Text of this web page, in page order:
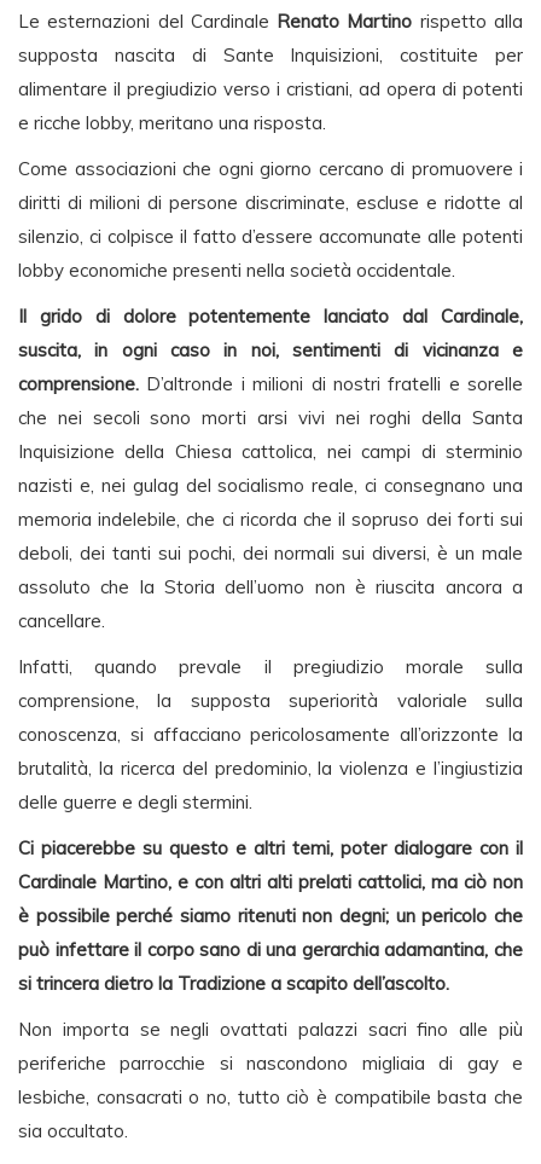
Le esternazioni del Cardinale Renato Martino rispetto alla
supposta nascita di Sante Inquisizioni, costituite per
alimentare il pregiudizio verso i cristiani, ad opera di potenti
e ricche lobby, meritano una risposta.
Come associazioni che ogni giorno cercano di promuovere i
diritti di milioni di persone discriminate, escluse e ridotte al
silenzio, ci colpisce il fatto d’essere accomunate alle potenti
lobby economiche presenti nella società occidentale.
Il grido di dolore potentemente lanciato dal Cardinale,
suscita, in ogni caso in noi, sentimenti di vicinanza e
comprensione. D’altronde i milioni di nostri fratelli e sorelle
che nei secoli sono morti arsi vivi nei roghi della Santa
Inquisizione della Chiesa cattolica, nei campi di sterminio
nazisti e, nei gulag del socialismo reale, ci consegnano una
memoria indelebile, che ci ricorda che il sopruso dei forti sui
deboli, dei tanti sui pochi, dei normali sui diversi, è un male
assoluto che la Storia dell’uomo non è riuscita ancora a
cancellare.
Infatti, quando prevale il pregiudizio morale sulla
comprensione, la supposta superiorità valoriale sulla
conoscenza, si affacciano pericolosamente all’orizzonte la
brutalità, la ricerca del predominio, la violenza e l’ingiustizia
delle guerre e degli stermini.
Ci piacerebbe su questo e altri temi, poter dialogare con il
Cardinale Martino, e con altri alti prelati cattolici, ma ciò non
è possibile perché siamo ritenuti non degni; un pericolo che
può infettare il corpo sano di una gerarchia adamantina, che
si trincera dietro la Tradizione a scapito dell’ascolto.
Non importa se negli ovattati palazzi sacri fino alle più
periferiche parrocchie si nascondono migliaia di gay e
lesbiche, consacrati o no, tutto ciò è compatibile basta che
sia occultato.